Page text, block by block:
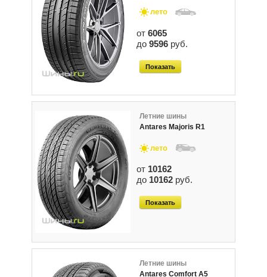
лето
от 6065
до 9596 руб.
Показать
Летние шины
Antares Majoris R1
лето
от 10162
до 10162 руб.
Показать
Летние шины
Antares Comfort A5